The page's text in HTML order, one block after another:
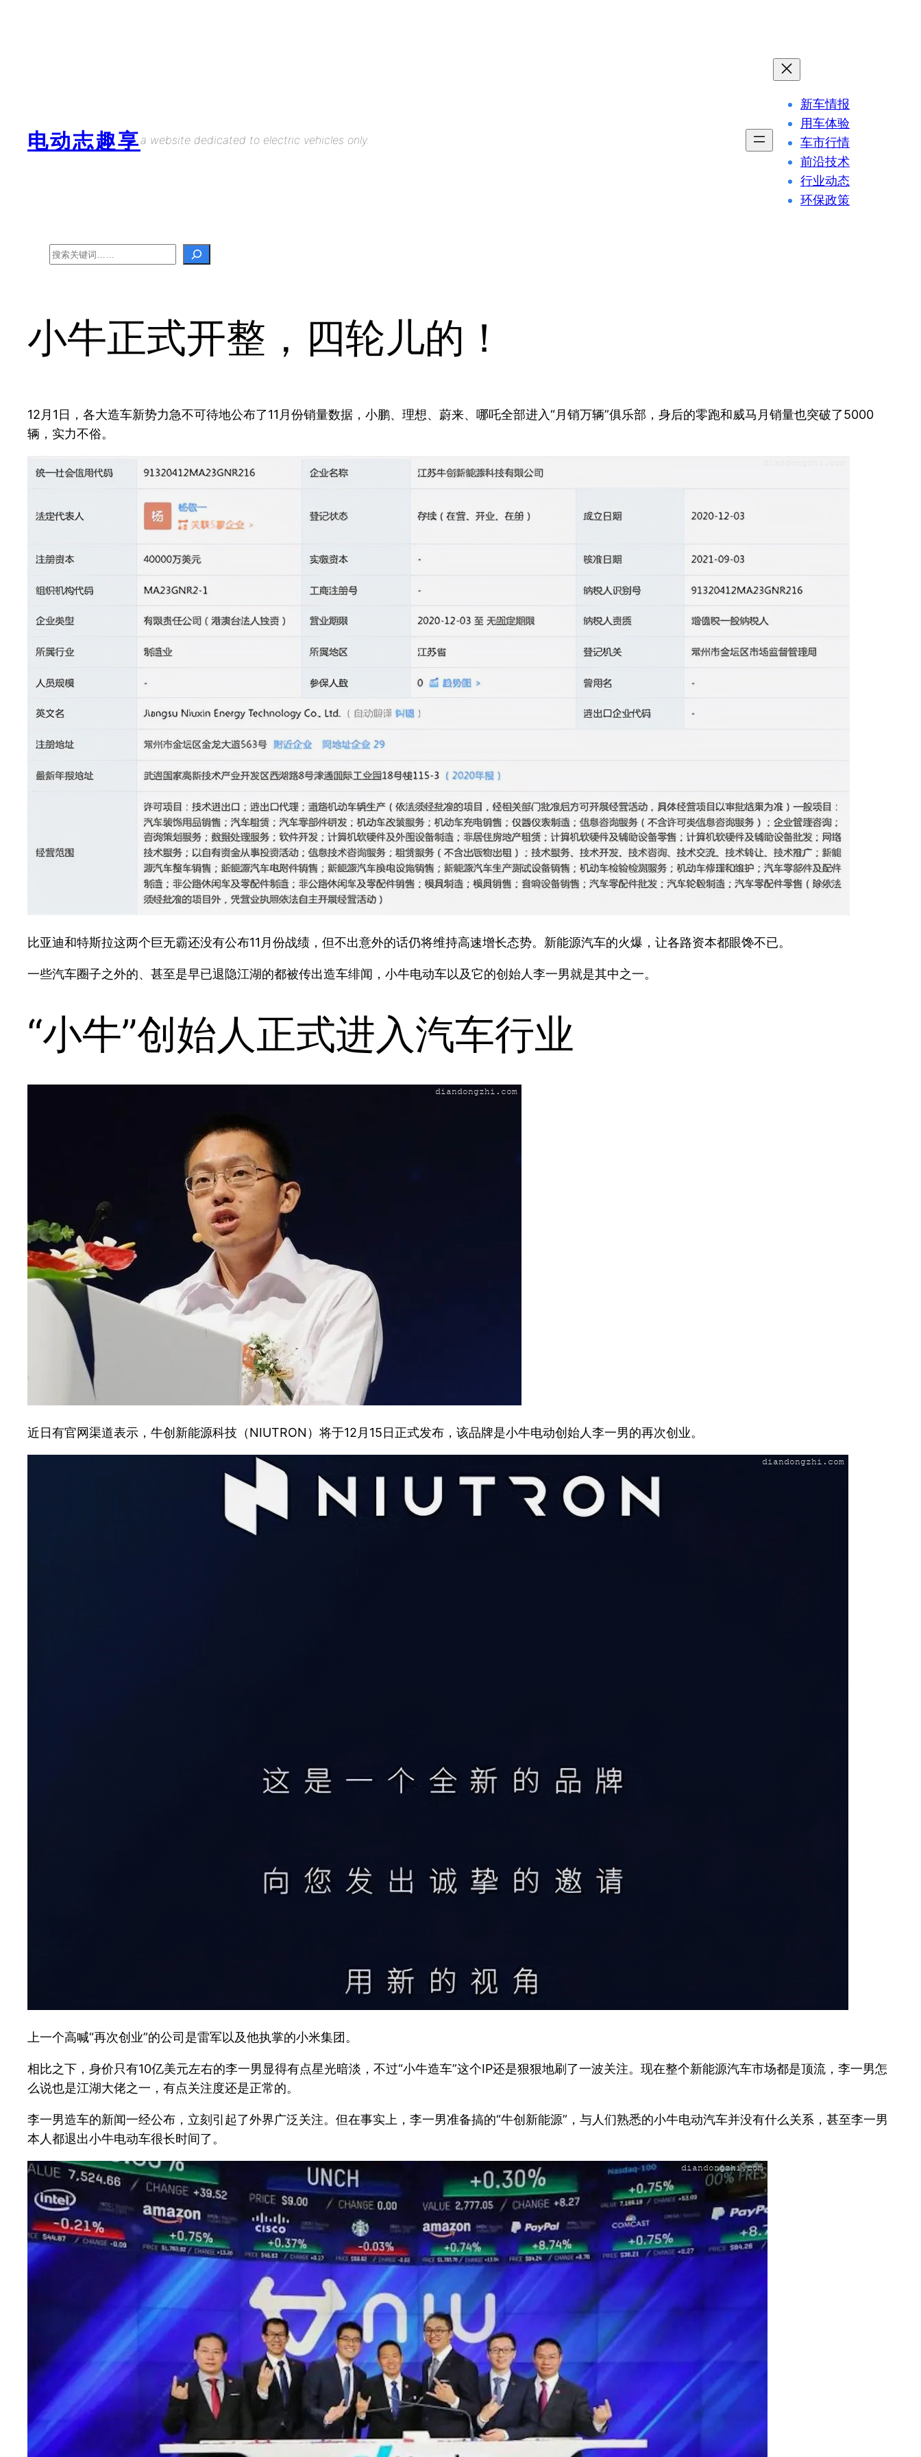
电动志趣享a website dedicated to electric vehicles only.
新车情报
用车体验
车市行情
前沿技术
行业动态
环保政策
Search
小牛正式开整，四轮儿的！
12月1日，各大造车新势力急不可待地公布了11月份销量数据，小鹏、理想、蔚来、哪吒全部进入“月销万辆”俱乐部，身后的零跑和威马月销量也突破了5000
辆，实力不俗。
比亚迪和特斯拉这两个巨无霸还没有公布11月份战绩，但不出意外的话仍将维持高速增长态势。新能源汽车的火爆，让各路资本都眼馋不已。
一些汽车圈子之外的、甚至是早已退隐江湖的都被传出造车绯闻，小牛电动车以及它的创始人李一男就是其中之一。
“小牛”创始人正式进入汽车行业
近日有官网渠道表示，牛创新能源科技（NIUTRON）将于12月15日正式发布，该品牌是小牛电动创始人李一男的再次创业。
上一个高喊“再次创业”的公司是雷军以及他执掌的小米集团。
相比之下，身价只有10亿美元左右的李一男显得有点星光暗淡，不过“小牛造车”这个IP还是狠狠地刷了一波关注。现在整个新能源汽车市场都是顶流，李一男怎
么说也是江湖大佬之一，有点关注度还是正常的。
李一男造车的新闻一经公布，立刻引起了外界广泛关注。但在事实上，李一男准备搞的“牛创新能源”，与人们熟悉的小牛电动汽车并没有什么关系，甚至李一男
本人都退出小牛电动车很长时间了。